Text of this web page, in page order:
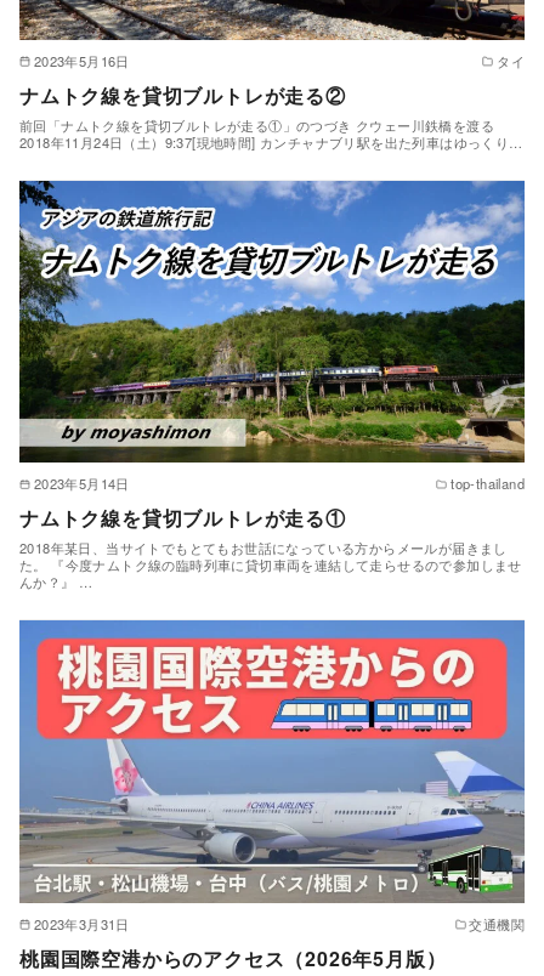
2023年5月16日 タイ
ナムトク線を貸切ブルトレが走る②
前回「ナムトク線を貸切ブルトレが走る①」のつづき クウェー川鉄橋を渡る
2018年11月24日（土）9:37[現地時間] カンチャナブリ駅を出た列車はゆっくり…
2023年5月14日 top-thailand
ナムトク線を貸切ブルトレが走る①
2018年某日、当サイトでもとてもお世話になっている方からメールが届きまし
た。 『今度ナムトク線の臨時列車に貸切車両を連結して走らせるので参加しませ
んか？』 …
2023年3月31日 交通機関
桃園国際空港からのアクセス（2026年5月版）